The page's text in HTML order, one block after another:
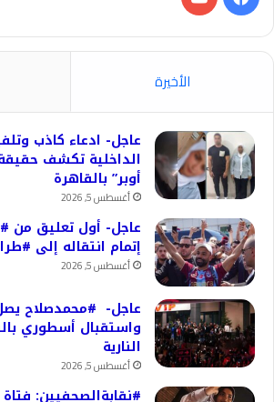
الأخيرة
عاجل- ادعاء كاذب
الداخلية تكشف
أوبر” بالقاهرة
أغسطس 5, 2026
عاجل- أول تعليق من
إتمام انتقاله إلى
أغسطس 5, 2026
عاجل- #محمدصلاح
واستقبال أسطوري
النارية
أغسطس 5, 2026
#نقابةالصحفيين: